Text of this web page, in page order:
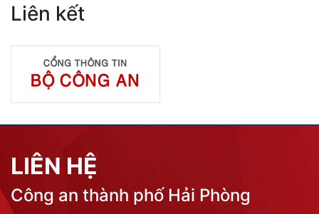
Liên kết
LIÊN HỆ
Công an thành phố Hải Phòng